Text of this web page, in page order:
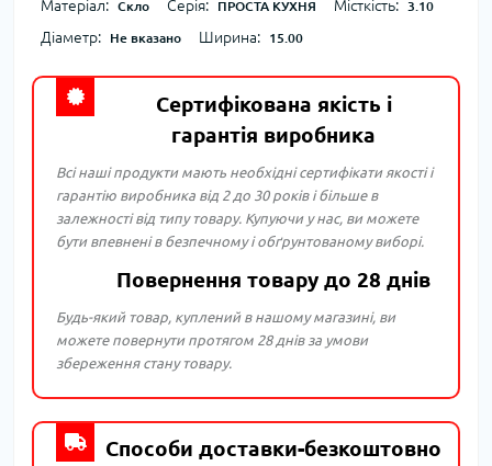
Матеріал: Скло Серія: ПРОСТА КУХНЯ Місткість: 3.10
Діаметр: Не вказано Ширина: 15.00
Сертифікована якість і
гарантія виробника
Всі наші продукти мають необхідні сертифікати якості і
гарантію виробника від 2 до 30 років і більше в
залежності від типу товару. Купуючи у нас, ви можете
бути впевнені в безпечному і обґрунтованому виборі.
Повернення товару до 28 днів
Будь-який товар, куплений в нашому магазині, ви
можете повернути протягом 28 днів за умови
збереження стану товару.
Способи доставки-безкоштовно